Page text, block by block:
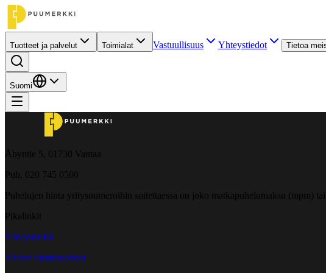
Tuotteet ja palvelut Toimialat Vastuullisuus Yhteystiedot Tietoa
Suomi
Åbyntie 5, 01730 Vantaa
Puh. 020 745 0500
Puhelujen hinta yritysnumeroihin soitettaessa on joko matkapuhelumaksu (mpm)
Pikalinkit
Yhteystiedot
Yleiset toimitusehdot